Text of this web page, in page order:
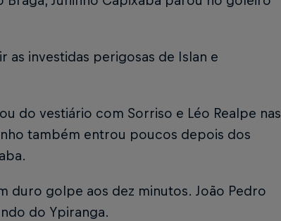
investidas perigosas de Islan e
do vestiário com Sorriso e Léo Realpe nas
também entrou poucos depois dos
duro golpe aos dez minutos. João Pedro
do Ypiranga.